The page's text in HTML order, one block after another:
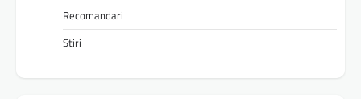
Recomandari
Stiri